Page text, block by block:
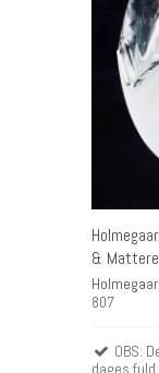
&
807
OBS:
dages fuld